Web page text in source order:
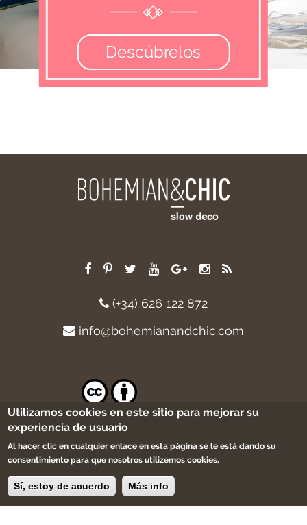
Descúbrelos
(+34) 626 122 872
info@bohemianandchic.com
Excepto cuando se indique lo contrario,
el contenido de este sitio está licenciado
bajo una licenciaCreative Commons
Attribution 4.0 International license .
Apúntate a la newsletter, sólo te enviaremos
Utilizamos cookies en este sitio para mejorar su
experiencia de usuario
Al hacer clic en cualquier enlace en esta página se le está dando su
consentimiento para que nosotros utilizemos cookies.
Sí, estoy de acuerdo Más info